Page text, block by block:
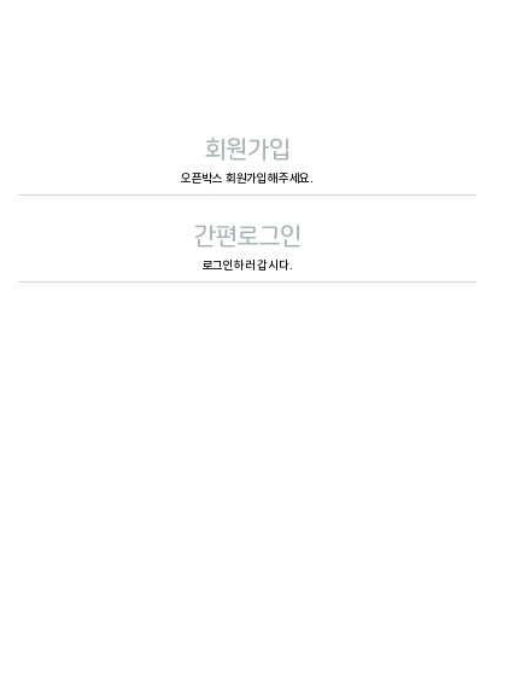
회원가입
오픈박스 회원가입해주세요.
간편로그인
로그인하러 갑시다.